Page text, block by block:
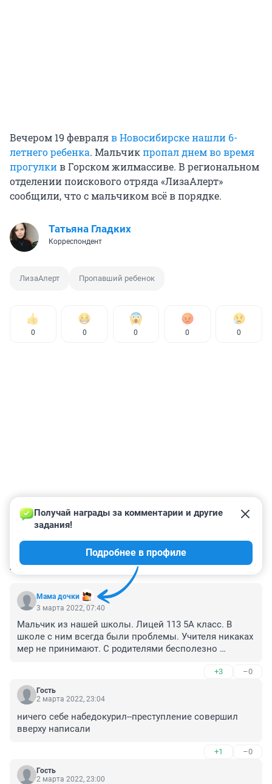
Вечером 19 февраляв Новосибирске нашли 6-
летнего ребенка. Мальчикпропал днем во время
прогулкив Горском жилмассиве. В региональном
отделении поискового отряда «ЛизаАлерт»
сообщили, что с мальчиком всё в порядке.
Татьяна Гладких
Корреспондент
ЛизаАлерт Пропавший ребенок
0 0 0 0 0
КОММЕНТАРИИ 19
Мама дочки
Получай награды за комментарии и другие
задания!
Подробнее в профиле
3 марта 2022, 07:40
Мальчик из нашей школы. Лицей 113 5А класс. В
школе с ним всегда были проблемы. Учителя никаках
мер не принимают. С родителями бесполезно
+3 –0
Гость
2 марта 2022, 23:04
ничего себе набедокурил--преступление совершил
вверху написали
+1 –0
Гость
2 марта 2022, 23:00